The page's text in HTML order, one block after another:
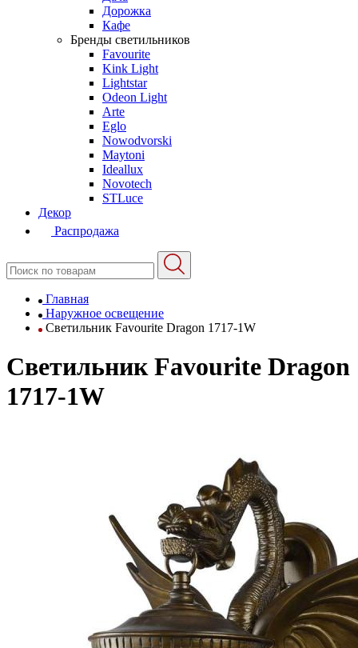
Дорожка
Кафе
Бренды светильников
Favourite
Kink Light
Lightstar
Odeon Light
Arte
Eglo
Nowodvorski
Maytoni
Ideallux
Novotech
STLuce
Декор
Распродажа
Главная
Наружное освещение
Светильник Favourite Dragon 1717-1W
Светильник Favourite Dragon
1717-1W